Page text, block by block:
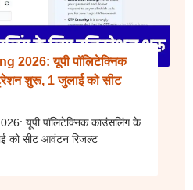
2026: यूपी पॉलिटेक्निक
शुरू, 1 जुलाई को सीट
यूपी पॉलिटेक्निक काउंसलिंग के
को सीट आवंटन रिजल्ट